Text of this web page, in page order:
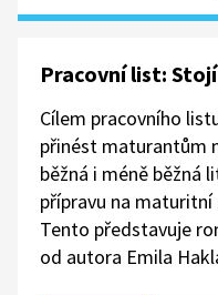
Pracovní list:
Cílem pracovního
přinést maturantům
běžná i méně běžná
přípravu na
Tento představuje
od autora Emila